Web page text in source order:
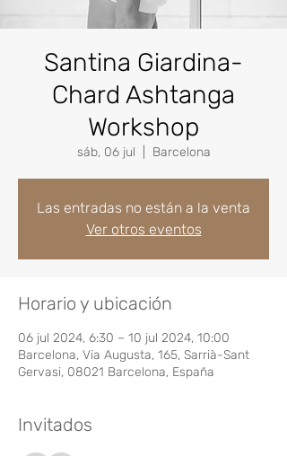
Santina Giardina-
Chard Ashtanga
Workshop
sáb, 06 jul Barcelona
Las entradas no están a la venta
Ver otros eventos
Horario y ubicación
06 jul 2024, 6:30 – 10 jul 2024, 10:00
Barcelona, Via Augusta, 165, Sarrià-Sant
Gervasi, 08021 Barcelona, España
Invitados